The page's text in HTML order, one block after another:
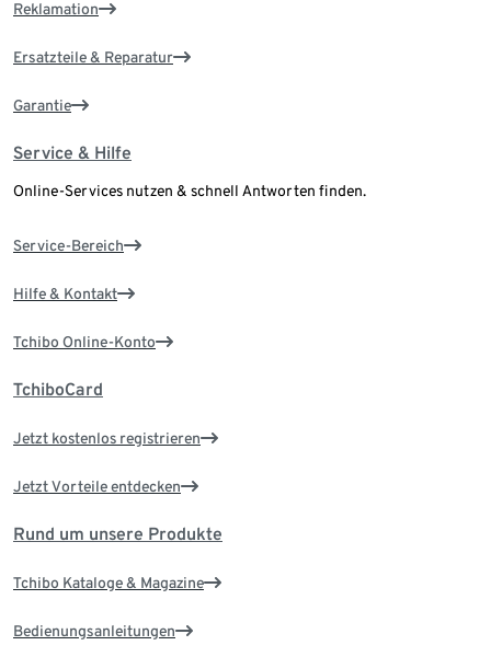
Reklamation
Ersatzteile & Reparatur
Garantie
Service & Hilfe
Online-Services nutzen & schnell Antworten finden.
Service-Bereich
Hilfe & Kontakt
Tchibo Online-Konto
TchiboCard
Jetzt kostenlos registrieren
Jetzt Vorteile entdecken
Rund um unsere Produkte
Tchibo Kataloge & Magazine
Bedienungsanleitungen